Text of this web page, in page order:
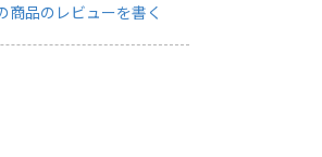
商品のレビューを書く